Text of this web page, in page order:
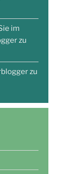
im
zu
zu